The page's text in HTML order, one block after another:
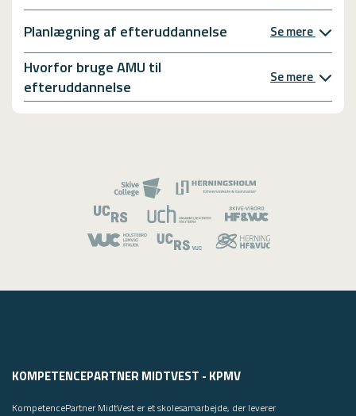
Planlægning af efteruddannelse Se mere
Hvorfor bruge AMU til
efteruddannelse
Se mere
KOMPETENCEPARTNER MIDTVEST - KPMV
KompetencePartner MidtVest er et skolesamarbejde, der leverer